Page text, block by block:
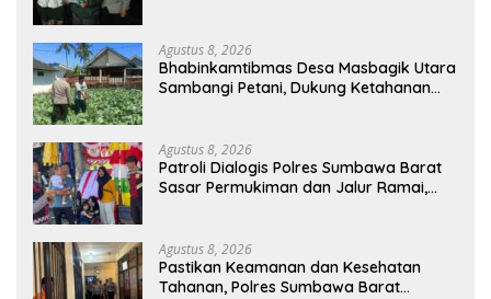
Agustus 8, 2026
Bhabinkamtibmas Desa Masbagik Utara
Sambangi Petani, Dukung Ketahanan
Agustus 8, 2026
Patroli Dialogis Polres Sumbawa Barat
Sasar Permukiman dan Jalur Ramai,
Agustus 8, 2026
Pastikan Keamanan dan Kesehatan
Tahanan, Polres Sumbawa Barat